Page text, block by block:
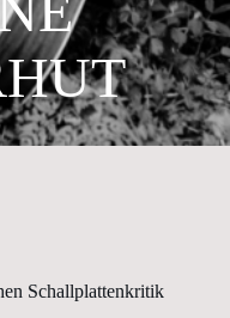
Schallplattenkritik